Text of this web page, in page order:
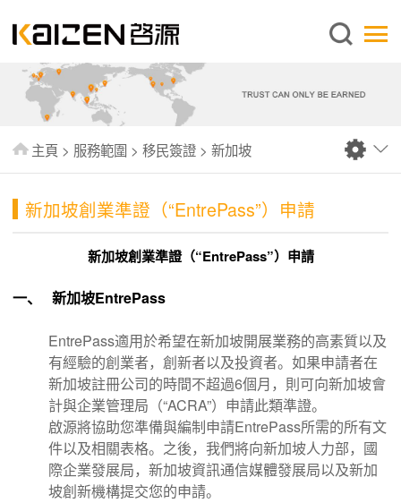
繁體中文
關於啓源
服務範圍
新聞中心
常見問題
主頁 > 服務範圍 > 移民簽證 > 新加坡
新加坡創業準證（“EntrePass”）申請
新加坡創業準證（“EntrePass”）申請
一、 新加坡EntrePass
EntrePass適用於希望在新加坡開展業務的高素質以及
有經驗的創業者，創新者以及投資者。如果申請者在
新加坡註冊公司的時間不超過6個月，則可向新加坡會
計與企業管理局（“ACRA”）申請此類準證。
啟源將協助您準備與編制申請EntrePass所需的所有文
件以及相關表格。之後，我們將向新加坡人力部，國
際企業發展局，新加坡資訊通信媒體發展局以及新加
坡創新機構提交您的申請。